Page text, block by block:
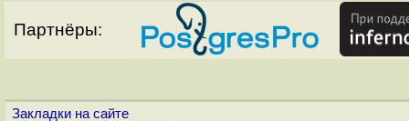
Партнёры:
Закладки на сайте